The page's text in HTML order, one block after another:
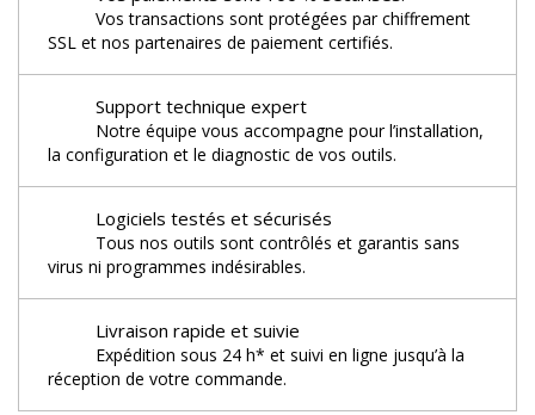
Vos transactions sont protégées par chiffrement
SSL et nos partenaires de paiement certifiés.
Support technique expert
Notre équipe vous accompagne pour l’installation,
la configuration et le diagnostic de vos outils.
Logiciels testés et sécurisés
Tous nos outils sont contrôlés et garantis sans
virus ni programmes indésirables.
Livraison rapide et suivie
Expédition sous 24 h* et suivi en ligne jusqu’à la
réception de votre commande.